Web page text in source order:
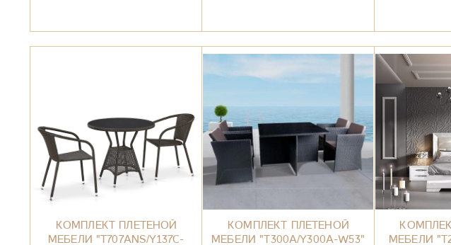
КОМПЛЕКТ ПЛЕТЕНОЙ
МЕБЕЛИ "T707ANS/Y137C-
КОМПЛЕКТ ПЛЕТЕНОЙ
МЕБЕЛИ "T300A/Y300A-W53"
МЕБЕЛИ